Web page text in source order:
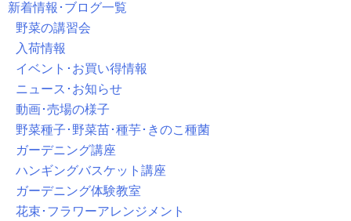
新着情報･ブログ一覧
野菜の講習会
入荷情報
イベント･お買い得情報
ニュース･お知らせ
動画･売場の様子
野菜種子･野菜苗･種芋･きのこ種菌
ガーデニング講座
ハンギングバスケット講座
ガーデニング体験教室
花束･フラワーアレンジメント